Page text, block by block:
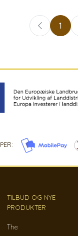
1
TILBUD OG NYE
PRODUKTER
The